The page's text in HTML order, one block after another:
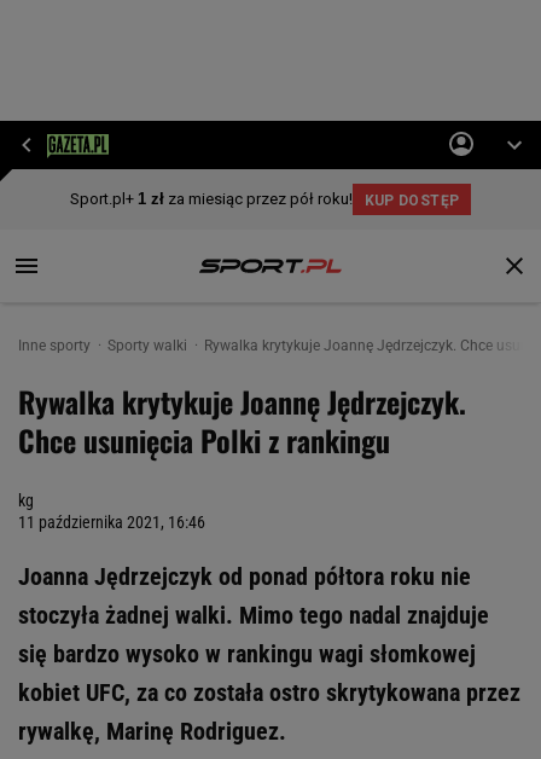
Inne sporty Sporty walki Rywalka krytykuje Joannę Jędrzejczyk. Chce
Rywalka krytykuje Joannę Jędrzejczyk.
Chce usunięcia Polki z rankingu
kg
11 października 2021, 16:46
Joanna Jędrzejczyk od ponad półtora roku nie
stoczyła żadnej walki. Mimo tego nadal znajduje
się bardzo wysoko w rankingu wagi słomkowej
kobiet UFC, za co została ostro skrytykowana przez
rywalkę, Marinę Rodriguez.